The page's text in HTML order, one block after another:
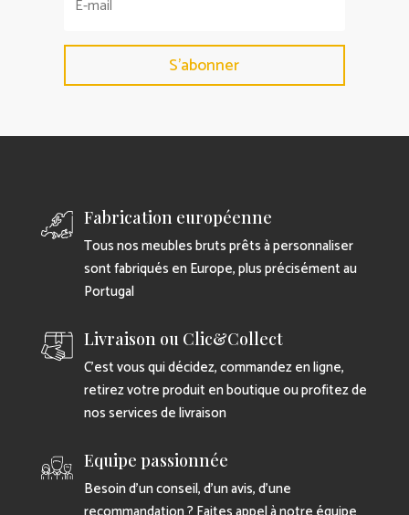
S'abonner
Fabrication européenne
Tous nos meubles bruts prêts à personnaliser
sont fabriqués en Europe, plus précisément au
Portugal
Livraison ou Clic&Collect
C’est vous qui décidez, commandez en ligne,
retirez votre produit en boutique ou profitez de
nos services de livraison
Equipe passionnée
Besoin d’un conseil, d’un avis, d’une